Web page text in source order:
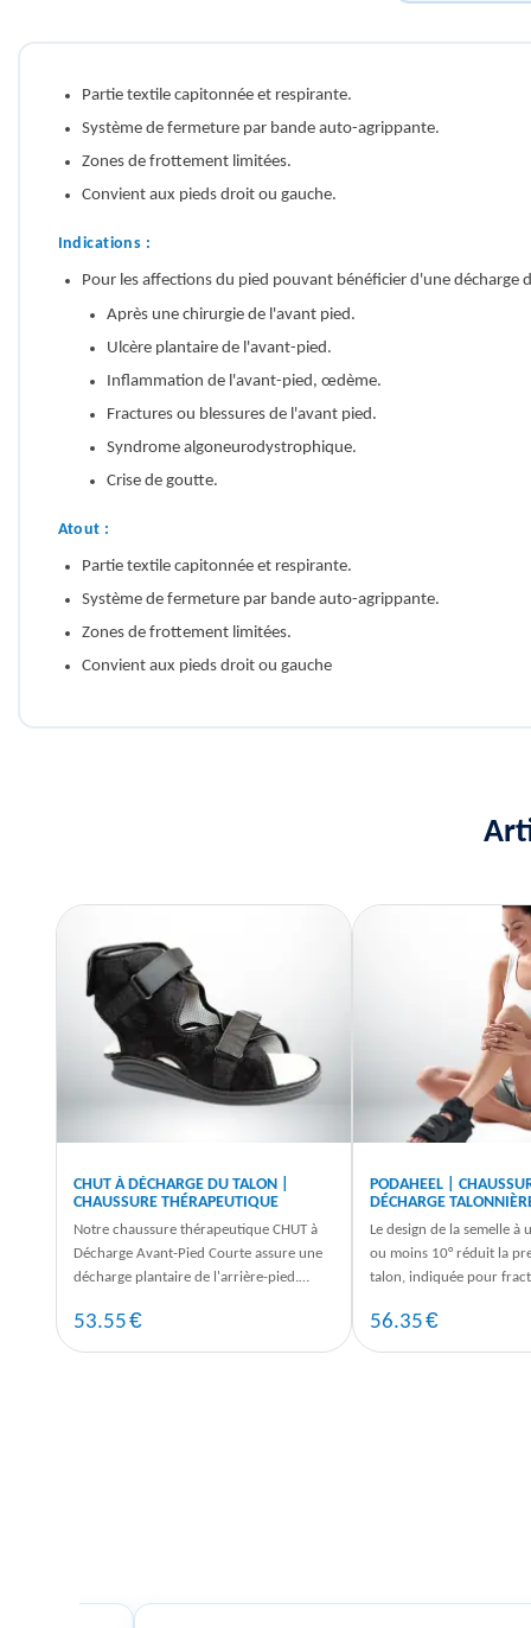
Partie textile capitonnée et respirante.
Système de fermeture par bande auto-agrippante.
Zones de frottement limitées.
Convient aux pieds droit ou gauche.
Indications :
Pour les affections du pied pouvant bénéficier d'une décharge
Après une chirurgie de l'avant pied.
Ulcère plantaire de l'avant-pied.
Inflammation de l'avant-pied, œdème.
Fractures ou blessures de l'avant pied.
Syndrome algoneurodystrophique.
Crise de goutte.
Atout :
Partie textile capitonnée et respirante.
Système de fermeture par bande auto-agrippante.
Zones de frottement limitées.
Convient aux pieds droit ou gauche
CHUT À DÉCHARGE DU TALON |
CHAUSSURE THÉRAPEUTIQUE
Notre chaussure thérapeutique CHUT à
Décharge Avant-Pied Courte assure une
décharge plantaire de l'arrière-pied.
53.55€
PODAHEEL |
DÉCHARGE
Le design de la semelle à
ou moins 10° réduit la
talon, indiquée pour
56.35€